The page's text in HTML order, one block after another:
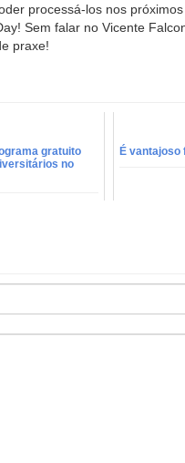
processá-los nos
Sem falar no Vicente
praxe!
gratuito
no
É vantajoso